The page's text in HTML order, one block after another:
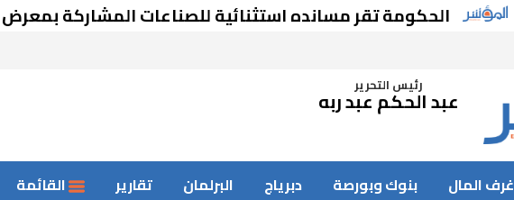
الحكومة تقر مسانده استثنائية للصناعات المشاركة بمعرض دمشق
رئيس التحرير
عبد الحكم عبد ربه
غرف المال بنوك وبورصة دبرياج البرلمان تقارير القائمة